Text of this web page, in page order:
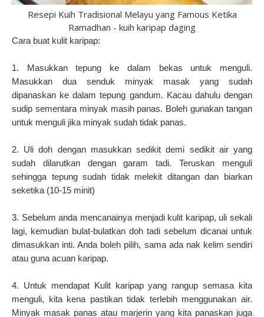
Resepi Kuih Tradisional Melayu yang Famous Ketika
Ramadhan - kuih karipap daging
Cara buat kulit karipap:
1. Masukkan tepung ke dalam bekas untuk menguli.
Masukkan dua senduk minyak masak yang sudah
dipanaskan ke dalam tepung gandum. Kacau dahulu dengan
sudip sementara minyak masih panas. Boleh gunakan tangan
untuk menguli jika minyak sudah tidak panas.
2. Uli doh dengan masukkan sedikit demi sedikit air yang
sudah dilarutkan dengan garam tadi. Teruskan menguli
sehingga tepung sudah tidak melekit ditangan dan biarkan
seketika (10-15 minit)
3. Sebelum anda mencanainya menjadi kulit karipap, uli sekali
lagi, kemudian bulat-bulatkan doh tadi sebelum dicanai untuk
dimasukkan inti. Anda boleh pilih, sama ada nak kelim sendiri
atau guna acuan karipap.
4. Untuk mendapat Kulit karipap yang rangup semasa kita
menguli, kita kena pastikan tidak terlebih menggunakan air.
Minyak masak panas atau marjerin yang kita panaskan juga